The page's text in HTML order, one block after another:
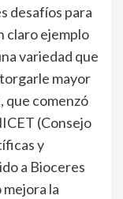
desafíos para
claro ejemplo
variedad que
mayor
que comenzó
(Consejo
y
a Bioceres
la